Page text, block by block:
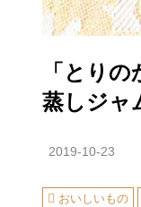
「とり
蒸しジャ
2019-10-23
おいしいもの